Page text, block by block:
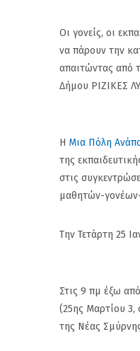
Οι γονείς, οι
να πάρουν την
απαιτώντας από
Δήμου ΡΙΖΙΚΕΣ
Η Μια Πόλη
της
στις
μαθητών-
Την Τετάρτη 25
Στις 9 πμ έξω
(25ης Μαρτίου 3,
της Νέας